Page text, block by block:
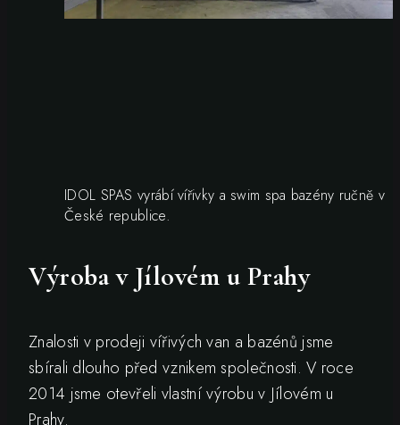
IDOL SPAS vyrábí vířivky a swim spa bazény ručně v
České republice.
Výroba v Jílovém u Prahy
Znalosti v prodeji vířivých van a bazénů jsme
sbírali dlouho před vznikem společnosti. V roce
2014 jsme otevřeli vlastní výrobu v Jílovém u
Prahy.